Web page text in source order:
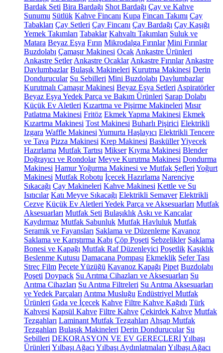
Bardak Seti Bira Bardağı Shot Bardağı Çay ve Kahve
Sunumu Sütlük Kahve Fincanı Kupa Fincan Takımı Çay
Tabakları Çay Setleri Çay Fincanı Çay Bardağı Çay Kaşığı
Yemek Takımları Tabaklar Kahvaltı Takımları Suluk ve
Matara Beyaz Eşya Fırın Mikrodalga Fırınlar Mini Fırınlar
Buzdolabı Çamaşır Makinesi Ocak Ankastre Ürünleri
Ankastre Setler Ankastre Ocaklar Ankastre Fırınlar Ankastre
Davlumbazlar Bulaşık Makineleri Kurutma Makinesi Derin
Dondurucular Su Sebilleri Mini Buzdolabı Davlumbazlar
Kurutmalı Çamaşır Makinesi Beyaz Eşya Setleri Aspiratörler
Beyaz Eşya Yedek Parça ve Bakım Ürünleri Şarap Dolabı
Küçük Ev Aletleri Kızartma ve Pişirme Makineleri Mısır
Patlatma Makinesi Fritöz Ekmek Yapma Makinesi Ekmek
Kızartma Makinesi Tost Makinesi Buharlı Pişirici Elektrikli
Izgara Waffle Makinesi Yumurta Haşlayıcı Elektrikli Tencere
ve Tava Pizza Makinesi Krep Makinesi BasküllerYiyecek
Hazırlama Mutfak Tartısı Mikser Kıyma Makinesi Blender
Doğrayıcı ve Rondolar Meyve Kurutma Makinesi Dondurma
Makinesi Hamur Yoğurma Makinesi ve Mutfak Şefleri Yoğurt
Makinesi Mutfak Robotu İçecek Hazırlama Narenciye
Sıkacağı Çay Makineleri Kahve Makinesi Kettle ve Su
Isıtıcılar Katı Meyve Sıkacağı Elektrikli Semaver Elektrikli
Cezve Küçük Ev Aletleri Yedek Parça ve Aksesuarları Mutfak
Aksesuarları Mutfak Seti Bulaşıklık Askı ve Kancalar
Kaydırmaz Mutfak Sabunluk Mutfak Havluluk Mutfak
Seramik ve Fayansları Saklama ve Düzenleme Kavanoz
Saklama ve Karıştırma Kabı Çöp Poşeti Sebzelikler Saklama
Bonesi ve Kapağı Mutfak Raf Düzenleyici Poşetlik Kaşıklık
Beslenme Kutusu Damacana Pompası Ekmeklik Sefer Tası
Streç Film Peçete Yüzüğü Kavanoz Kapağı Pipet Buzdolabı
Poşeti Doypack Su Arıtma Cihazları ve Aksesuarları Su
Arıtma Cihazları Su Arıtma Filtreleri Su Arıtma Aksesuarları
ve Yedek Parçaları Arıtma Musluğu Endüstriyel Mutfak
Ürünleri Gıda ve İçecek Kahve Filtre Kahve Kağıdı Türk
Kahvesi Kapsül Kahve Filtre Kahve Çekirdek Kahve Mutfak
Tezgahları Laminant Mutfak Tezgahları Ahşap Mutfak
Tezgahları Bulaşık Makineleri Derin Dondurucular Su
Sebilleri DEKORASYON VE EV GEREÇLERİYılbaşı
Ürünleri Yılbaşı Ağacı Yılbaşı Aydınlatmaları Yılbaşı Ağacı